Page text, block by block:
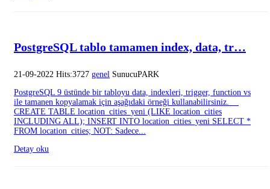
PostgreSQL tablo tamamen index, data, tr…
21-09-2022 Hits:3727 genel SunucuPARK
PostgreSQL 9 üstünde bir tabloyu data, indexleri, trigger, function vs
ile tamanen kopyalamak için aşağıdaki örneği kullanabilirsiniz.
CREATE TABLE location_cities_yeni (LIKE location_cities
INCLUDING ALL); INSERT INTO location_cities_yeni SELECT *
FROM location_cities; NOT: Sadece...
Detay oku